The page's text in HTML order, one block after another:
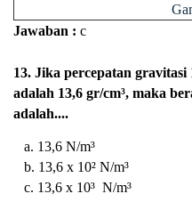
Jawaban : c
13. Jika percepatan gravitasi
adalah 13,6 gr/cm³, maka
adalah....
a. 13,6 N/m³
b. 13,6 x 10² N/m³
c. 13,6 x 10³ N/m³